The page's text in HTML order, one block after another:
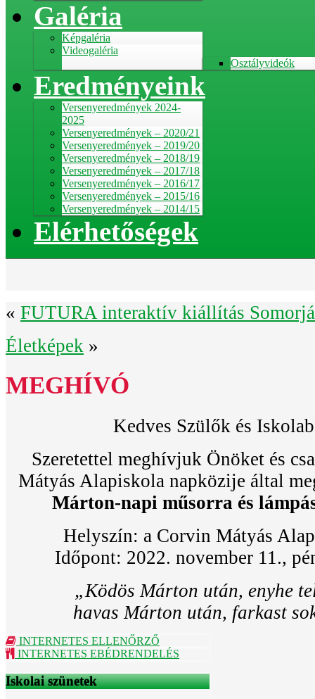
Galéria
Képgaléria
Videogaléria
Osztályvideók
Eredményeink
Versenyeredmények 2024-
2025
Versenyeredmények – 2020/21
Versenyeredmények – 2019/20
Versenyeredmények – 2018/19
Versenyeredmények – 2017/18
Versenyeredmények – 2016/17
Versenyeredmények – 2015/16
Versenyeredmények – 2014/15
Elérhetőségek
« FUTURA interaktív kiállítás
Életképek »
MEGHÍVÓ
Kedves Szülők és
Szeretettel meghívjuk Önöket és
Mátyás Alapiskola napközije által
Márton-napi műsorra és
Helyszín: a Corvin Mátyás
Időpont: 2022. november 11.,
„Ködös Márton után, enyhe
havas Márton után, farkast
INTERNETES ELLENŐRZŐ
INTERNETES EBÉDRENDELÉS
Iskolai szünetek